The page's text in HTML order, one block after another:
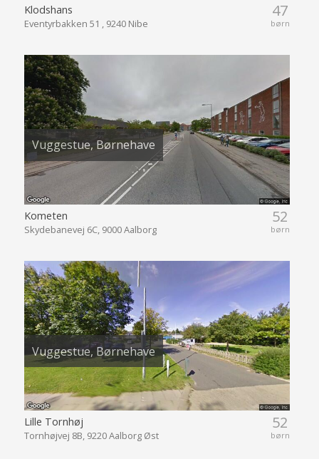
47
børn
Klodshans
Eventyrbakken 51 , 9240 Nibe
Vuggestue, Børnehave
52
børn
Kometen
Skydebanevej 6C, 9000 Aalborg
Vuggestue, Børnehave
52
børn
Lille Tornhøj
Tornhøjvej 8B, 9220 Aalborg Øst